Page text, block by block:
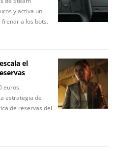
y activa un
a los bots.
el
euros.
estrategia de
de reservas del